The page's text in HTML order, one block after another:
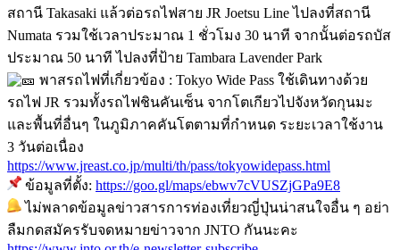
สถานี Takasaki แล้วต่อรถไฟสาย JR Joetsu Line ไปลงที่สถานี
Numata รวมใช้เวลาประมาณ 1 ชั่วโมง 30 นาที จากนั้นต่อรถบัส
ประมาณ 50 นาที ไปลงที่ป้าย Tambara Lavender Park
พาสรถไฟที่เกี่ยวข้อง : Tokyo Wide Pass ใช้เดินทางด้วย
รถไฟ JR รวมทั้งรถไฟชินคันเซ็น จากโตเกียวไปจังหวัดกุนมะ
และพื้นที่อื่นๆ ในภูมิภาคคันโตตามที่กำหนด ระยะเวลาใช้งาน
3 วันต่อเนื่อง
https://www.jreast.co.jp/multi/th/pass/tokyowidepass.html
ข้อมูลที่ตั้ง: https://goo.gl/maps/ebwv7cVUSZjGPa9E8
ไม่พลาดข้อมูลข่าวสารการท่องเที่ยวญี่ปุ่นน่าสนใจอื่น ๆ อย่า
ลืมกดสมัครรับจดหมายข่าวจาก JNTO กันนะคะ